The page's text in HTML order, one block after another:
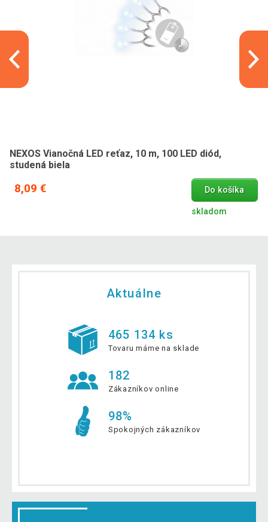
NEXOS Vianočná LED reťaz, 10 m, 100 LED diód,
studená biela
8,09 € Do košíka
skladom
Aktuálne
465 134 ks
Tovaru máme na sklade
182
Zákazníkov online
98%
Spokojných zákazníkov